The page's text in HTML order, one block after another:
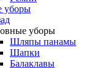
уборы
уборы
Шляпы панамы
Шапки
Балаклавы